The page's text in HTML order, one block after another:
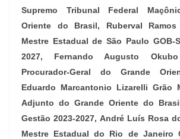
Supremo Tribunal Federal
Oriente do Brasil, Ruberval Ramos
Mestre Estadual de São Paulo GOB-
2027, Fernando Augusto
Procurador-Geral do Grande
Eduardo Marcantonio Lizarelli Grão
Adjunto do Grande Oriente do
Gestão 2023-2027, André Luís Rosa
Mestre Estadual do Rio de Janeiro